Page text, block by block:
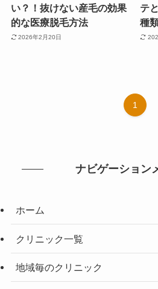
い？！抜けない産毛の効果
的な医療脱毛方法
2026年2月20日
テ
種
1
ナビゲーション
ホーム
クリニック一覧
地域毎のクリニック